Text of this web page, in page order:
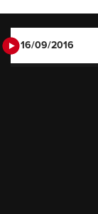
16/09/2016